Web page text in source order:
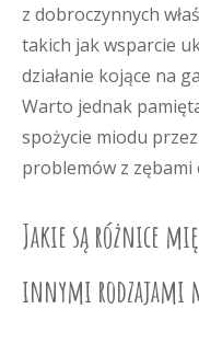
z dobroczynnych
takich jak wsparcie
działanie kojące na
Warto jednak
spożycie miodu
problemów z zębami
Jakie są różnice
innymi rodzajami